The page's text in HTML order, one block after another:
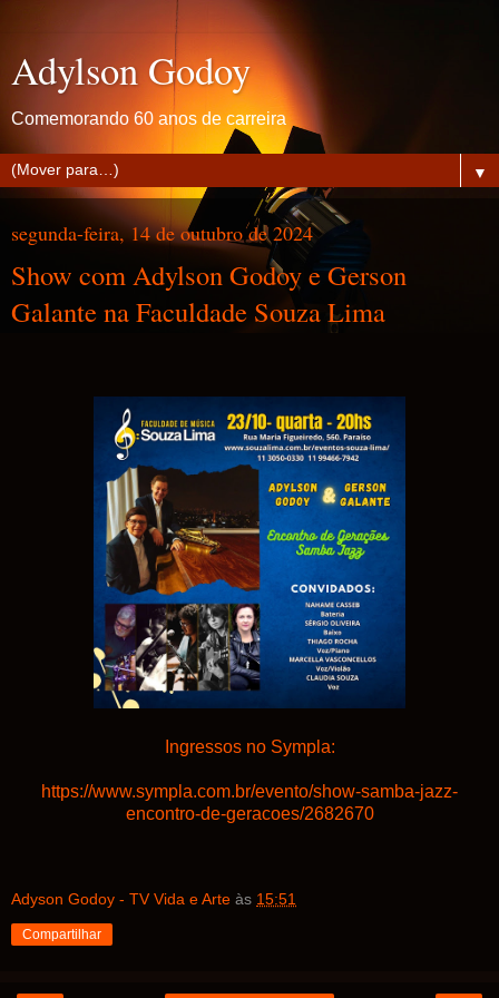
Adylson Godoy
Comemorando 60 anos de carreira
▼
segunda-feira, 14 de outubro de 2024
Show com Adylson Godoy e Gerson
Galante na Faculdade Souza Lima
Ingressos no Sympla:
https://www.sympla.com.br/evento/show-samba-jazz-
encontro-de-geracoes/2682670
Adyson Godoy - TV Vida e Arte às 15:51
Compartilhar